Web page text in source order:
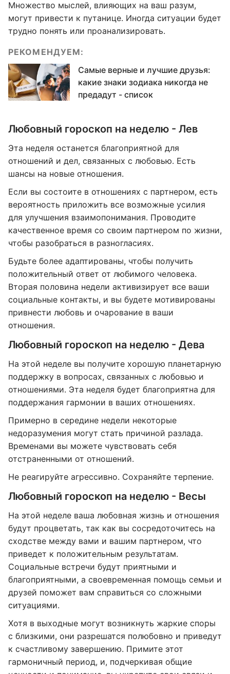
Множество мыслей, влияющих на ваш разум,
могут привести к путанице. Иногда ситуации будет
трудно понять или проанализировать.
РЕКОМЕНДУЕМ:
Самые верные и лучшие друзья:
какие знаки зодиака никогда не
предадут - список
Любовный гороскоп на неделю - Лев
Эта неделя останется благоприятной для
отношений и дел, связанных с любовью. Есть
шансы на новые отношения.
Если вы состоите в отношениях с партнером, есть
вероятность приложить все возможные усилия
для улучшения взаимопонимания. Проводите
качественное время со своим партнером по жизни,
чтобы разобраться в разногласиях.
Будьте более адаптированы, чтобы получить
положительный ответ от любимого человека.
Вторая половина недели активизирует все ваши
социальные контакты, и вы будете мотивированы
привнести любовь и очарование в ваши
отношения.
Любовный гороскоп на неделю - Дева
На этой неделе вы получите хорошую планетарную
поддержку в вопросах, связанных с любовью и
отношениями. Эта неделя будет благоприятна для
поддержания гармонии в ваших отношениях.
Примерно в середине недели некоторые
недоразумения могут стать причиной разлада.
Временами вы можете чувствовать себя
отстраненными от отношений.
Не реагируйте агрессивно. Сохраняйте терпение.
Любовный гороскоп на неделю - Весы
На этой неделе ваша любовная жизнь и отношения
будут процветать, так как вы сосредоточитесь на
сходстве между вами и вашим партнером, что
приведет к положительным результатам.
Социальные встречи будут приятными и
благоприятными, а своевременная помощь семьи и
друзей поможет вам справиться со сложными
ситуациями.
Хотя в выходные могут возникнуть жаркие споры
с близкими, они разрешатся полюбовно и приведут
к счастливому завершению. Примите этот
гармоничный период, и, подчеркивая общие